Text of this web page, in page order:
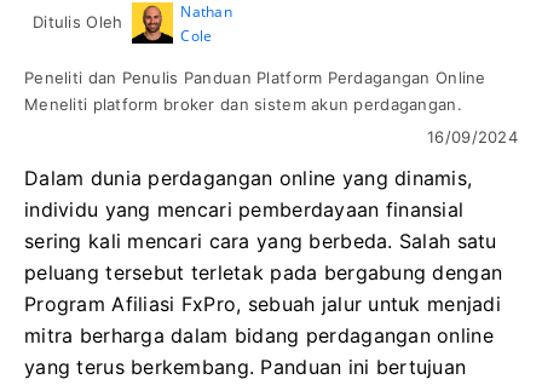
Ditulis Oleh
Nathan
Cole
Peneliti dan Penulis Panduan Platform Perdagangan Online
Meneliti platform broker dan sistem akun perdagangan.
16/09/2024
Dalam dunia perdagangan online yang dinamis,
individu yang mencari pemberdayaan finansial
sering kali mencari cara yang berbeda. Salah satu
peluang tersebut terletak pada bergabung dengan
Program Afiliasi FxPro, sebuah jalur untuk menjadi
mitra berharga dalam bidang perdagangan online
yang terus berkembang. Panduan ini bertujuan